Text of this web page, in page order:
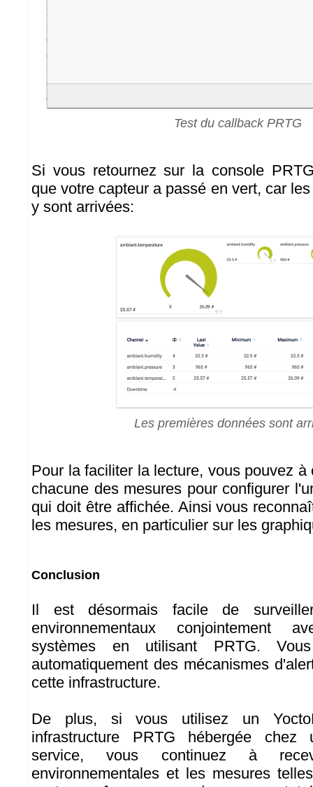
Test du callback PRTG
Si vous retournez sur la console
que votre capteur a passé en vert, car
y sont arrivées:
Les premières données sont
Pour la faciliter la lecture, vous pouvez à
chacune des mesures pour configurer
qui doit être affichée. Ainsi vous
les mesures, en particulier sur les
Conclusion
Il est désormais facile de
environnementaux conjointement
systèmes en utilisant PRTG.
automatiquement des mécanismes
cette infrastructure.
De plus, si vous utilisez un
infrastructure PRTG hébergée chez
service, vous continuez à
environnementales et les mesures